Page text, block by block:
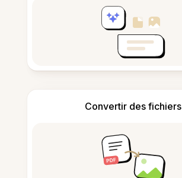
Convertir des fichiers